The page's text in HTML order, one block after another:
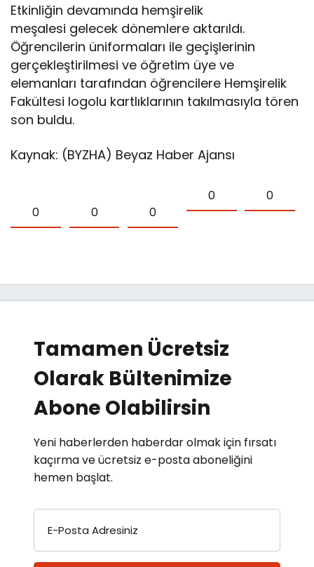
Etkinliğin devamında hemşirelik
meşalesi gelecek dönemlere aktarıldı.
Öğrencilerin üniformaları ile geçişlerinin
gerçekleştirilmesi ve öğretim üye ve
elemanları tarafından öğrencilere Hemşirelik
Fakültesi logolu kartlıklarının takılmasıyla tören
son buldu.
Kaynak: (BYZHA) Beyaz Haber Ajansı
0 0 0
0 0
Tamamen Ücretsiz
Olarak Bültenimize
Abone Olabilirsin
Yeni haberlerden haberdar olmak için fırsatı
kaçırma ve ücretsiz e-posta aboneliğini
hemen başlat.
E-Posta Adresiniz